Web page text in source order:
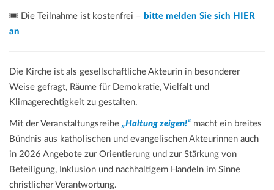
🎟️ Die Teilnahme ist kostenfrei – bitte melden Sie sich HIER
an
Die Kirche ist als gesellschaftliche Akteurin in besonderer
Weise gefragt, Räume für Demokratie, Vielfalt und
Klimagerechtigkeit zu gestalten.
Mit der Veranstaltungsreihe „Haltung zeigen!“ macht ein breites
Bündnis aus katholischen und evangelischen Akteurinnen auch
in 2026 Angebote zur Orientierung und zur Stärkung von
Beteiligung, Inklusion und nachhaltigem Handeln im Sinne
christlicher Verantwortung.